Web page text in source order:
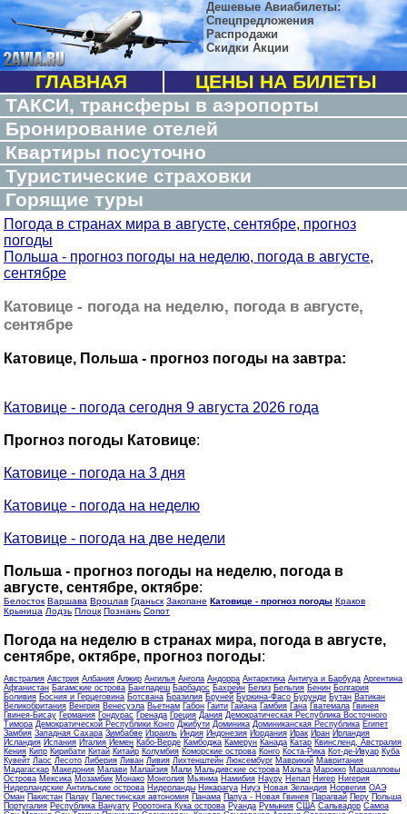
Дешевые Авиабилеты:
Спецпредложения
Распродажи
Скидки Акции
ГЛАВНАЯ
ЦЕНЫ НА БИЛЕТЫ
ТАКСИ, трансферы в аэропорты
Бронирование отелей
Квартиры посуточно
Туристические страховки
Горящие туры
Погода в странах мира в августе, сентябре, прогноз
погоды
Польша - прогноз погоды на неделю, погода в августе,
сентябре
Катовице - погода на неделю, погода в августе,
сентябре
Катовице, Польша - прогноз погоды на завтра:
Катовице - погода сегодня 9 августа 2026 года
Прогноз погоды Катовице:
Катовице - погода на 3 дня
Катовице - погода на неделю
Катовице - погода на две недели
Польша - прогноз погоды на неделю, погода в
августе, сентябре, октябре:
Белосток Варшава Вроцлав Гданьск Закопане Катовице - прогноз погоды Краков
Крыница Лодзь Плоцк Познань Сопот
Погода на неделю в странах мира, погода в августе,
сентябре, октябре, прогноз погоды:
Австралия Австрия Албания Алжир Ангилья Ангола Андорра Антарктика Антигуа и Барбуда Аргентина
Афганистан Багамские острова Бангладеш Барбадос Бахрейн Белиз Бельгия Бенин Болгария
Боливия Босния и Герцеговина Ботсвана Бразилия Бруней Буркина-Фасо Бурунди Бутан Ватикан
Великобритания Венгрия Венесуэла Вьетнам Габон Гаити Гайана Гамбия Гана Гватемала Гвинея
Гвинея-Бисау Германия Гондурас Гренада Греция Дания Демократическая Республика Восточного
Тимора Демократической Республики Конго Джибути Доминика Доминиканская Республика Египет
Замбия Западная Сахара Зимбабве Израиль Индия Индонезия Иордания Ирак Иран Ирландия
Исландия Испания Италия Йемен Кабо-Верде Камбоджа Камерун Канада Катар Квинсленд, Австралия
Кения Кипр Кирибати Китай Китайр Колумбия Коморские острова Конго Коста-Рика Кот-де-Ивуар Куба
Кувейт Лаос Лесото Либерия Ливан Ливия Лихтенштейн Люксембург Маврикий Мавритания
Мадагаскар Македония Малави Малайзия Мали Мальдивские острова Мальта Марокко Маршалловы
Острова Мексика Мозамбик Монако Монголия Мьянма Намибия Науру Непал Нигер Нигерия
Нидерландские Антильские острова Нидерланды Никарагуа Ниуэ Новая Зеландия Норвегия ОАЭ
Оман Пакистан Палау Палестинская автономия Панама Папуа - Новая Гвинея Парагвай Перу Польша
Португалия Республика Вануату Роротонга Кука острова Руанда Румыния США Сальвадор Самоа